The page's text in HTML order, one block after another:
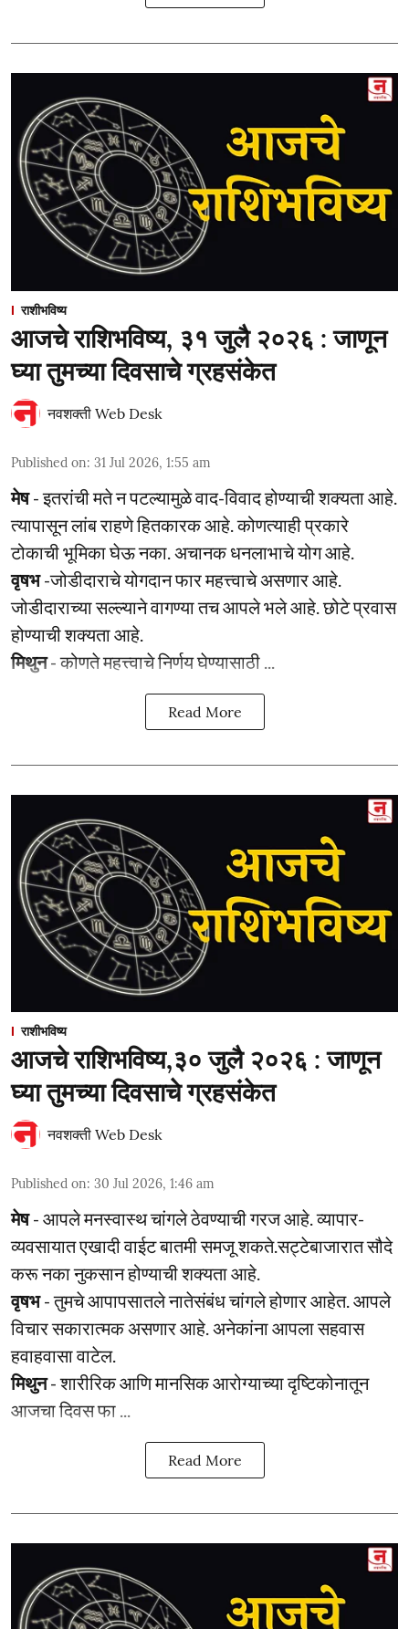
राशीभविष्य
आजचे राशिभविष्य, ३१ जुलै २०२६ : जाणून
घ्या तुमच्या दिवसाचे ग्रहसंकेत
नवशक्ती Web Desk
Published on: 31 Jul 2026, 1:55 am
मेष- इतरांची मते न पटल्यामुळे वाद-विवाद होण्याची शक्यता आहे.
त्यापासून लांब राहणे हितकारक आहे. कोणत्याही प्रकारे
टोकाची भूमिका घेऊ नका. अचानक धनलाभाचे योग आहे.
वृषभ-जोडीदाराचे योगदान फार महत्त्वाचे असणार आहे.
जोडीदाराच्या सल्ल्याने वागण्या तच आपले भले आहे. छोटे प्रवास
होण्याची शक्यता आहे.
मिथुन- कोणते महत्त्वाचे निर्णय घेण्यासाठी ...
Read More
राशीभविष्य
आजचे राशिभविष्य,३० जुलै २०२६ : जाणून
घ्या तुमच्या दिवसाचे ग्रहसंकेत
नवशक्ती Web Desk
Published on: 30 Jul 2026, 1:46 am
मेष- आपले मनस्वास्थ चांगले ठेवण्याची गरज आहे. व्यापार-
व्यवसायात एखादी वाईट बातमी समजू शकते.सट्टेबाजारात सौदे
करू नका नुकसान होण्याची शक्यता आहे.
वृषभ- तुमचे आपापसातले नातेसंबंध चांगले होणार आहेत. आपले
विचार सकारात्मक असणार आहे. अनेकांना आपला सहवास
हवाहवासा वाटेल.
मिथुन- शारीरिक आणि मानसिक आरोग्याच्या दृष्टिकोनातून
आजचा दिवस फा ...
Read More